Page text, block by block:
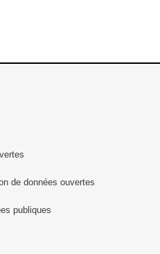
de données ouvertes
publiques